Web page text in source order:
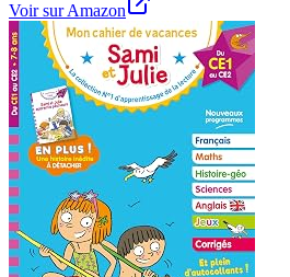
Voir sur Amazon